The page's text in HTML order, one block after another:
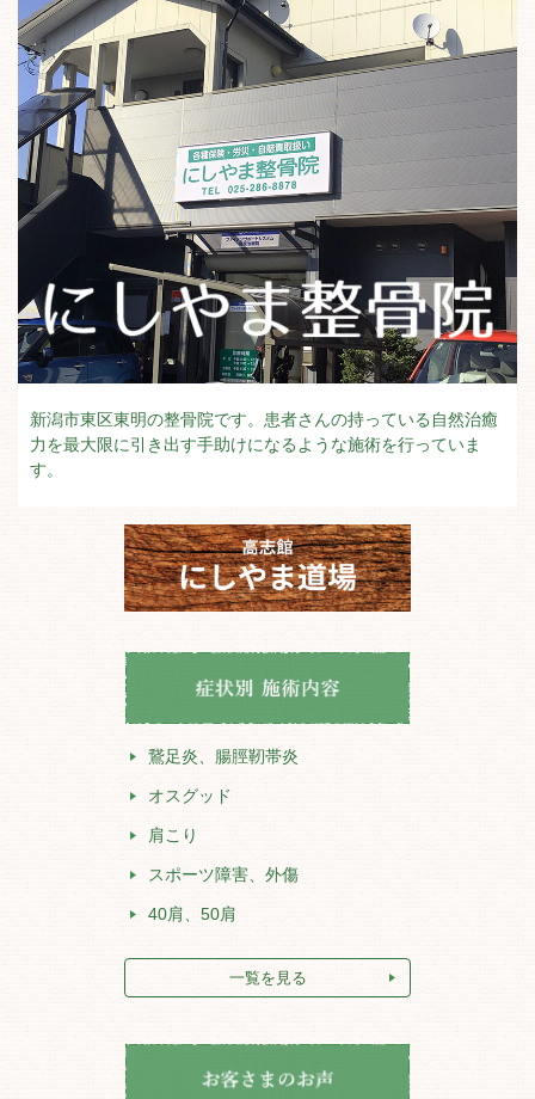
新潟市東区東明の整骨院です。患者さんの持っている自然治癒
力を最大限に引き出す手助けになるような施術を行っていま
す。
鵞足炎、腸脛靭帯炎
オスグッド
肩こり
スポーツ障害、外傷
40肩、50肩
一覧を見る